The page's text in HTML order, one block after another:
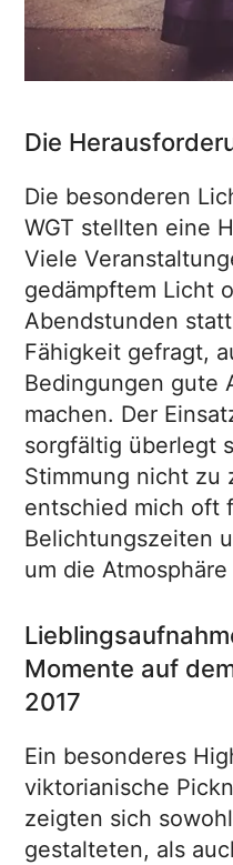
Die
Die besonderen
WGT stellten eine
Viele
gedämpftem Licht
Abendstunden
Fähigkeit gefragt,
Bedingungen gute
machen. Der
sorgfältig überlegt
Stimmung nicht zu
entschied mich oft
Belichtungszeiten
um die
Momente auf
2017
Ein besonderes
viktorianische
zeigten sich
gestalteten, als